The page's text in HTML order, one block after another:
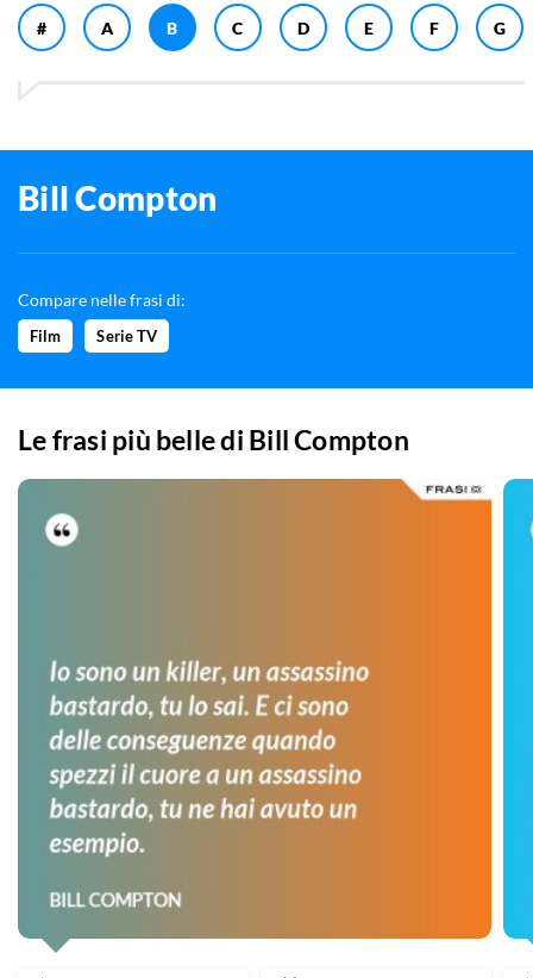
# A B C D E F G
Bill Compton
Compare nelle frasi di:
Film Serie TV
Le frasi più belle di Bill Compton